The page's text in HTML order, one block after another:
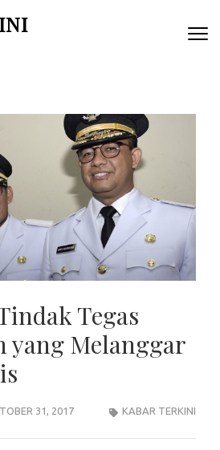
Tegas
yang Melanggar
31, 2017 KABAR TERKINI